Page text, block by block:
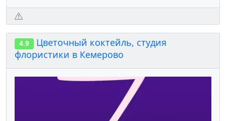
4.9
Цветочный коктейль, студия
флористики в Кемерово